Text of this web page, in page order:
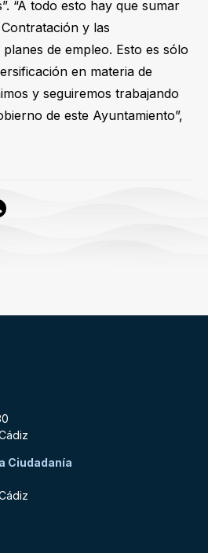
“A todo esto hay que sumar
y las
de empleo. Esto es sólo
en materia de
y seguiremos trabajando
de este Ayuntamiento”,
Ciudadanía